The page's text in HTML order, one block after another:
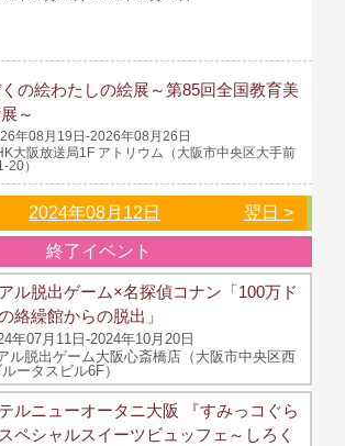
の絵わたしの絵展～第85回全国教育美
～
年08月19日-2026年08月26日
大阪放送局1F アトリウム（大阪市中央区大手前
20）
2024年08月12日 翌日 >
終了イベント
ル脱出ゲーム×名探偵コナン「100万ド
絡繰館からの脱出」
年07月11日-2024年10月20日
ル脱出ゲーム大阪心斎橋店（大阪市中央区西
ータスビル6F）
ルニューオータニ大阪 『すみっコぐら
ペシャルスイーツビュッフェ～しろく